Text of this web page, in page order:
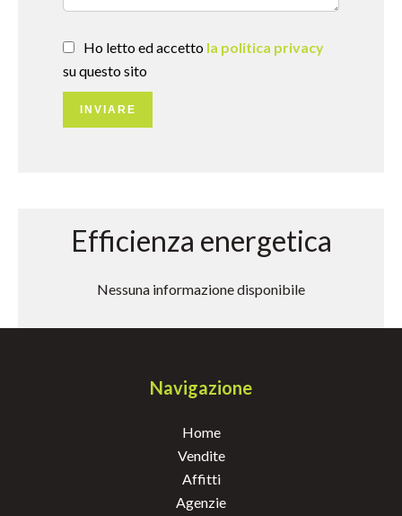
Ho letto ed accetto la politica privacy
su questo sito
INVIARE
Efficienza energetica
Nessuna informazione disponibile
Navigazione
Home
Vendite
Affitti
Agenzie